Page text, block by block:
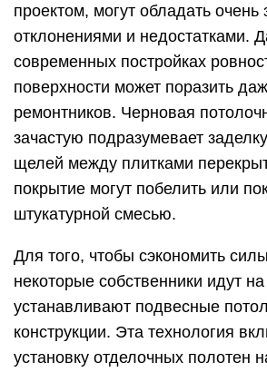
проектом, могут обладать очень
отклонениями и недостатками.
современных постройках
поверхности может поразить
ремонтников. Черновая
зачастую подразумевает
щелей между плитками
покрытие могут побелить или
штукатурной смесью.
Для того, чтобы сэкономить
некоторые собственники идут
устанавливают подвесные
конструкции. Эта технология
установку отделочных полотен